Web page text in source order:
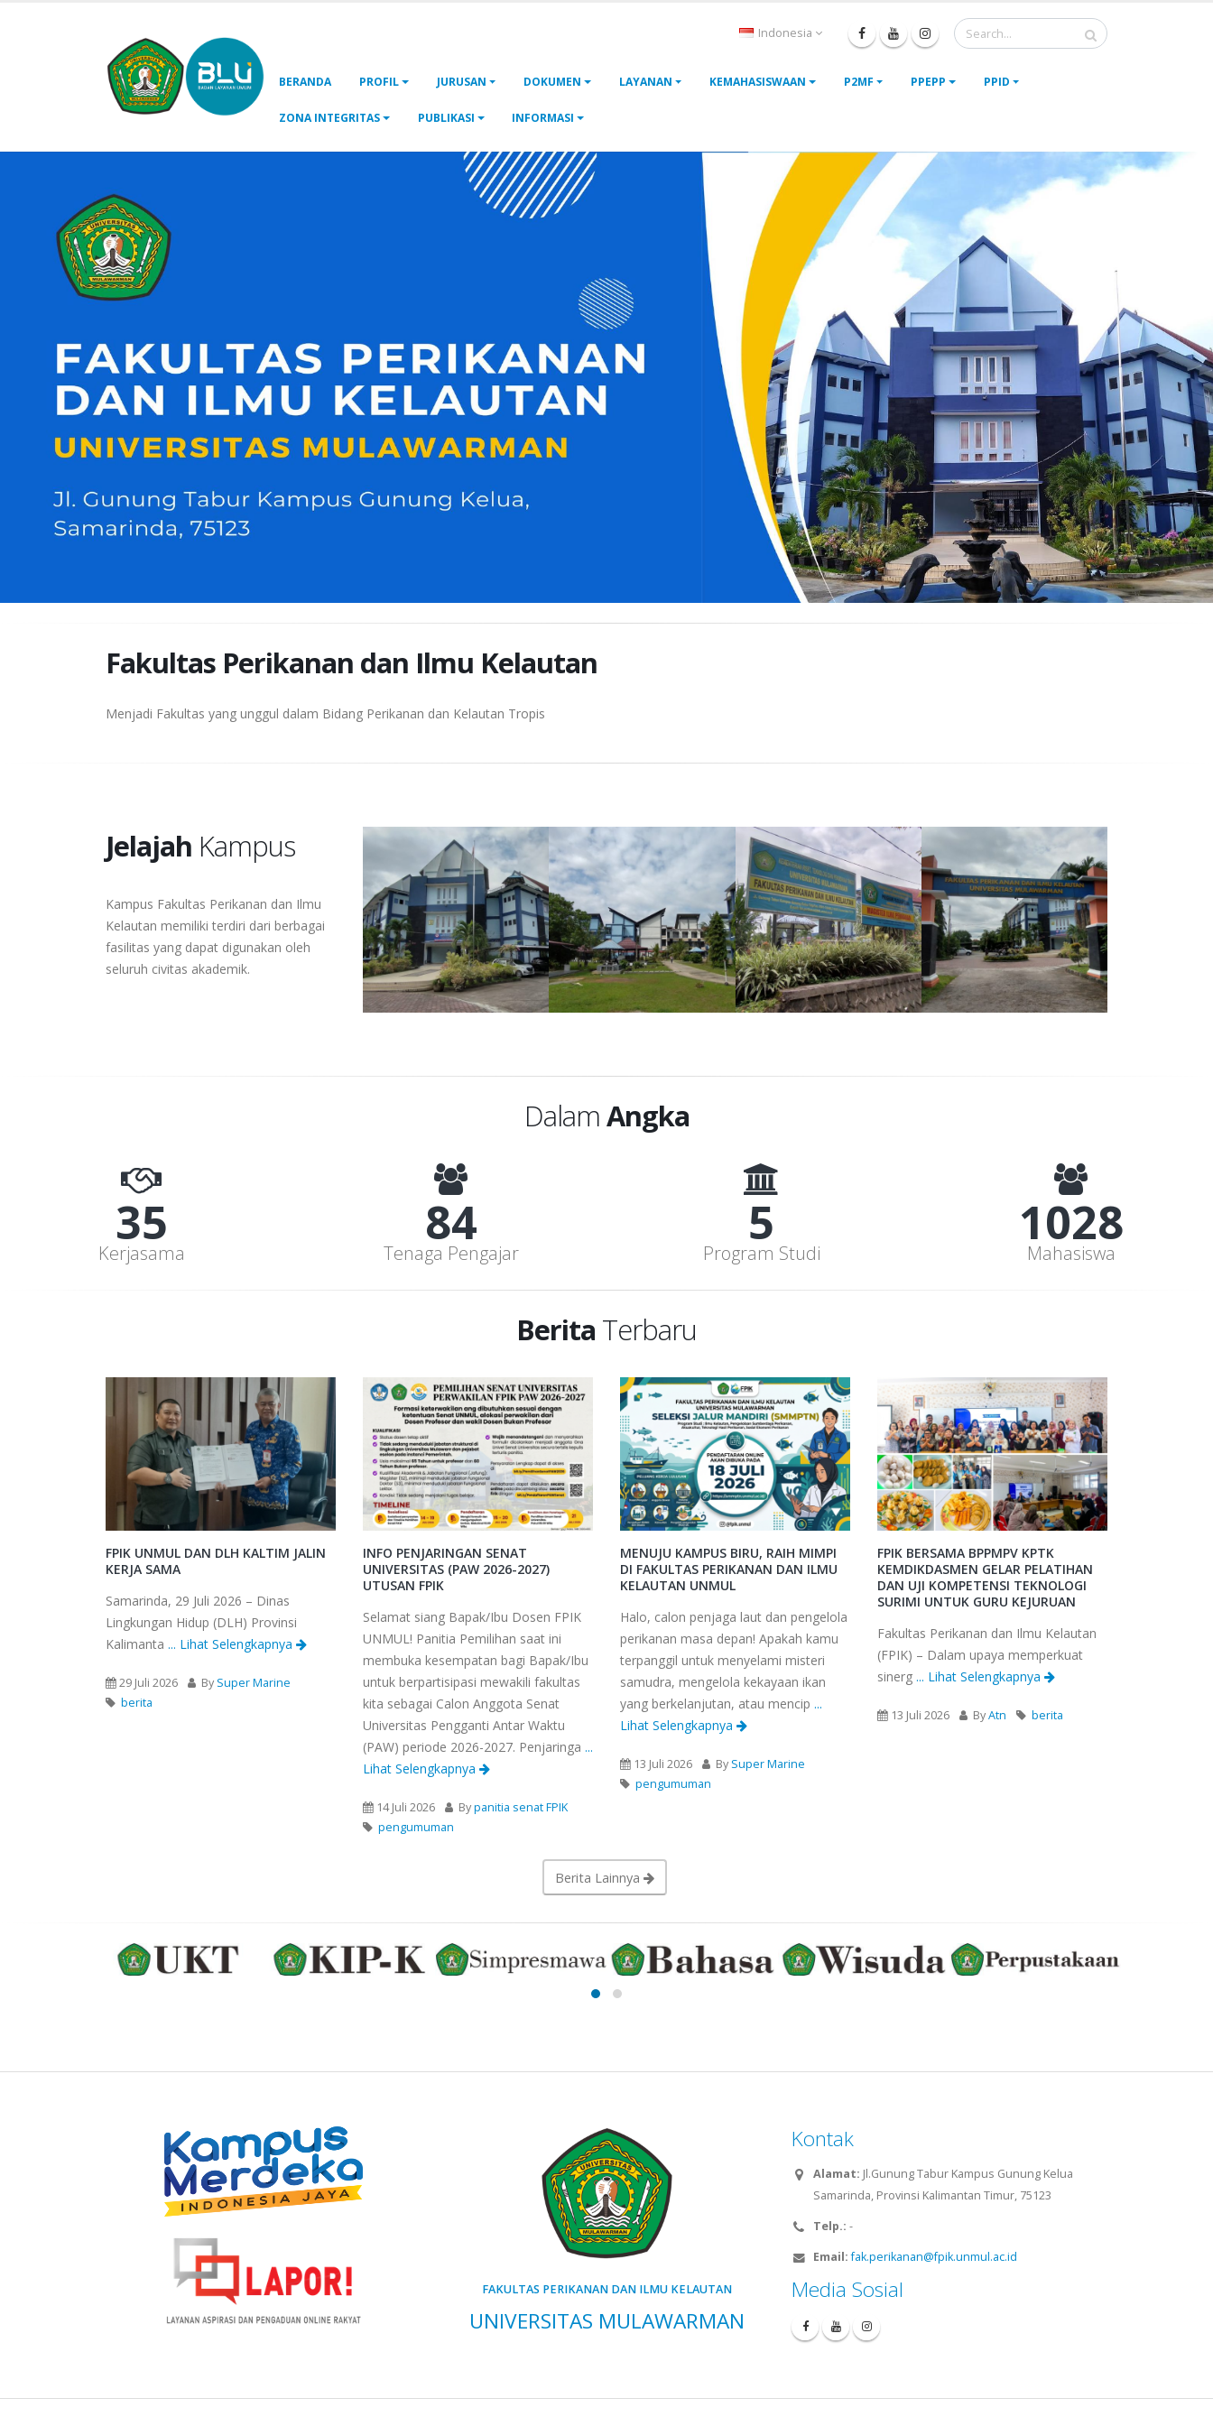
Indonesia
BERANDA PROFIL JURUSAN DOKUMEN LAYANAN KEMAHASISWAAN P2MF PPEPP PPID
ZONA INTEGRITAS PUBLIKASI INFORMASI
Fakultas Perikanan dan Ilmu Kelautan
Menjadi Fakultas yang unggul dalam Bidang Perikanan dan Kelautan Tropis
Jelajah Kampus
Kampus Fakultas Perikanan dan Ilmu
Kelautan memiliki terdiri dari berbagai
fasilitas yang dapat digunakan oleh
seluruh civitas akademik.
DalamAngka
40
Kerjasama
97
Tenaga Pengajar
6
Program Studi
1186
Mahasiswa
Berita Terbaru
FPIK UNMUL DAN DLH KALTIM JALIN
KERJA SAMA
Samarinda, 29 Juli 2026 – Dinas
Lingkungan Hidup (DLH) Provinsi
Kalimanta ... Lihat Selengkapnya
29 Juli 2026 By Super Marine
berita
INFO PENJARINGAN SENAT
UNIVERSITAS (PAW 2026-2027)
UTUSAN FPIK
Selamat siang Bapak/Ibu Dosen FPIK
UNMUL! Panitia Pemilihan saat ini
membuka kesempatan bagi Bapak/Ibu
untuk berpartisipasi mewakili fakultas
kita sebagai Calon Anggota Senat
Universitas Pengganti Antar Waktu
(PAW) periode 2026-2027. Penjaringa ...
Lihat Selengkapnya
14 Juli 2026 Bypanitia senat FPIK
pengumuman
MENUJU KAMPUS BIRU, RAIH MIMPI
DI FAKULTAS PERIKANAN DAN ILMU
KELAUTAN UNMUL
Halo, calon penjaga laut dan pengelola
perikanan masa depan! Apakah kamu
terpanggil untuk menyelami misteri
samudra, mengelola kekayaan ikan
yang berkelanjutan, atau mencip ...
Lihat Selengkapnya
13 Juli 2026 By Super Marine
pengumuman
FPIK BERSAMA BPPMPV KPTK
KEMDIKDASMEN GELAR PELATIHAN
DAN UJI KOMPETENSI TEKNOLOGI
SURIMI UNTUK GURU KEJURUAN
Fakultas Perikanan dan Ilmu Kelautan
(FPIK) – Dalam upaya memperkuat
sinerg ... Lihat Selengkapnya
13 Juli 2026 ByAtn berita
Berita Lainnya
FAKULTAS PERIKANAN DAN ILMU KELAUTAN
UNIVERSITAS MULAWARMAN
Kontak
Alamat: Jl.Gunung Tabur Kampus Gunung Kelua
Samarinda, Provinsi Kalimantan Timur, 75123
Telp.: -
Email: fak.perikanan@fpik.unmul.ac.id
Media Sosial